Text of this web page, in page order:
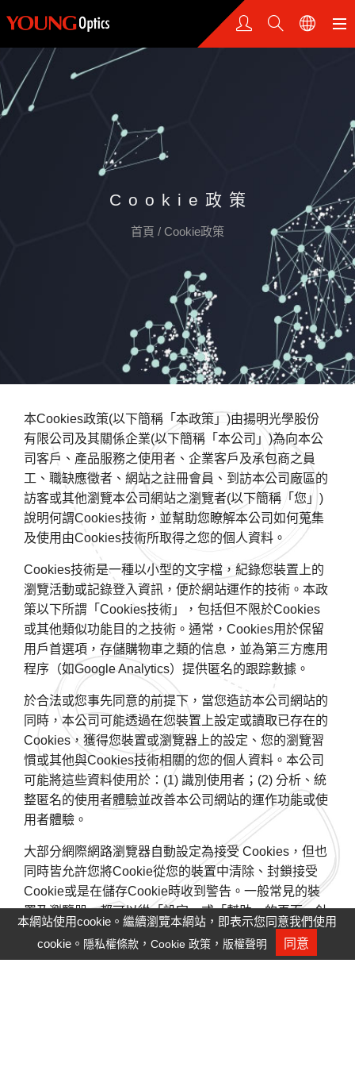
Cookie政策
首頁 / Cookie政策
本Cookies政策(以下簡稱「本政策」)由揚明光學股份
有限公司及其關係企業(以下簡稱「本公司」)為向本公
司客戶、產品服務之使用者、企業客戶及承包商之員
工、職缺應徵者、網站之註冊會員、到訪本公司廠區的
訪客或其他瀏覽本公司網站之瀏覽者(以下簡稱「您」)
說明何謂Cookies技術，並幫助您瞭解本公司如何蒐集
及使用由Cookies技術所取得之您的個人資料。
Cookies技術是一種以小型的文字檔，紀錄您裝置上的
瀏覽活動或記錄登入資訊，便於網站運作的技術。本政
策以下所謂「Cookies技術」，包括但不限於Cookies
或其他類似功能目的之技術。通常，Cookies用於保留
用戶首選項，存儲購物車之類的信息，並為第三方應用
程序（如Google Analytics）提供匿名的跟踪數據。
於合法或您事先同意的前提下，當您造訪本公司網站的
同時，本公司可能透過在您裝置上設定或讀取已存在的
Cookies，獲得您裝置或瀏覽器上的設定、您的瀏覽習
慣或其他與Cookies技術相關的您的個人資料。本公司
可能將這些資料使用於：(1) 識別使用者；(2) 分析、統
整匿名的使用者體驗並改善本公司網站的運作功能或使
用者體驗。
大部分網際網路瀏覽器自動設定為接受 Cookies，但也
同時皆允許您將Cookie從您的裝置中清除、封鎖接受
Cookie或是在儲存Cookie時收到警告。一般常見的裝
置及瀏覽器，都可以從「設定」或「幫助」的頁面，針
對Cookies進行設定，或是您也可以查閱關於Cookies
的其他介紹網站，以獲得更即時且專業的設定指南。本
人才招募
本網站使用cookie。繼續瀏覽本網站，即表示您同意我們使用
cookie。 隱私權條款 ，Cookie 政策 ， 版權聲明 同意